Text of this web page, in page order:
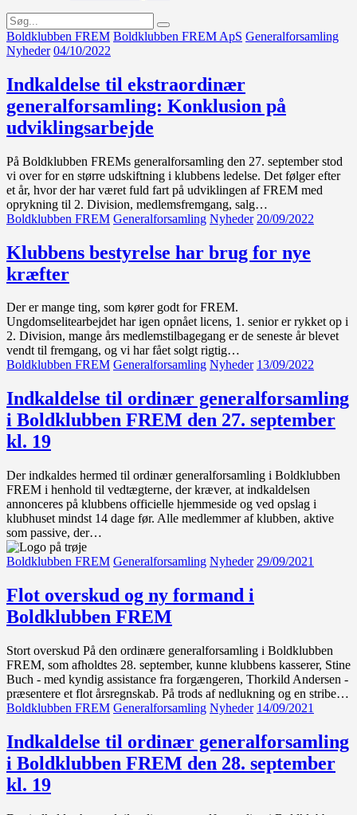
Boldklubben FREM Boldklubben FREM ApS Generalforsamling
Nyheder 04/10/2022
Indkaldelse til ekstraordinær
generalforsamling: Konklusion på
udviklingsarbejde
På Boldklubben FREMs generalforsamling den 27. september stod
vi over for en større udskiftning i klubbens ledelse. Det følger efter
et år, hvor der har været fuld fart på udviklingen af FREM med
oprykning til 2. Division, medlemsfremgang, salg…
Boldklubben FREM Generalforsamling Nyheder 20/09/2022
Klubbens bestyrelse har brug for nye
kræfter
Der er mange ting, som kører godt for FREM.
Ungdomselitearbejdet har igen opnået licens, 1. senior er rykket op i
2. Division, mange års medlemstilbagegang er de seneste år blevet
vendt til fremgang, og vi har fået solgt rigtig…
Boldklubben FREM Generalforsamling Nyheder 13/09/2022
Indkaldelse til ordinær generalforsamling
i Boldklubben FREM den 27. september
kl. 19
Der indkaldes hermed til ordinær generalforsamling i Boldklubben
FREM i henhold til vedtægterne, der kræver, at indkaldelsen
annonceres på klubbens officielle hjemmeside og ved opslag i
klubhuset mindst 14 dage før. Alle medlemmer af klubben, aktive
som passive, der…
Boldklubben FREM Generalforsamling Nyheder 29/09/2021
Flot overskud og ny formand i
Boldklubben FREM
Stort overskud På den ordinære generalforsamling i Boldklubben
FREM, som afholdtes 28. september, kunne klubbens kasserer, Stine
Buch - med kyndig assistance fra forgængeren, Thorkild Andersen -
præsentere et flot årsregnskab. På trods af nedlukning og en stribe…
Boldklubben FREM Generalforsamling Nyheder 14/09/2021
Indkaldelse til ordinær generalforsamling
i Boldklubben FREM den 28. september
kl. 19